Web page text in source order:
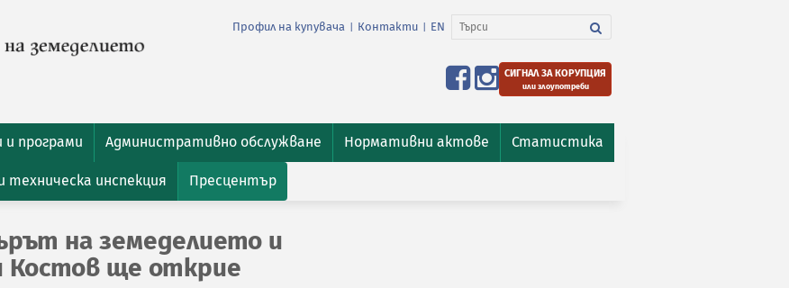
Профил на купувача Контакти EN
СИГНАЛ ЗА КОРУПЦИЯ
или злоупотреби
програми Административно обслужване Нормативни актове Статистика
техническа инспекция Пресцентър
на земеделието и
Костов ще открие